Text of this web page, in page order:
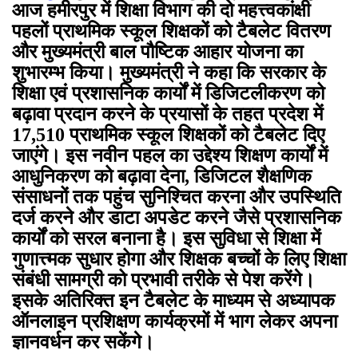
आज हमीरपुर में शिक्षा विभाग की दो महत्त्वकांक्षी
पहलों प्राथमिक स्कूल शिक्षकों को टैबलेट वितरण
और मुख्यमंत्री बाल पौष्टिक आहार योजना का
शुभारम्भ किया। मुख्यमंत्री ने कहा कि सरकार के
शिक्षा एवं प्रशासनिक कार्यों में डिजिटलीकरण को
बढ़ावा प्रदान करने के प्रयासों के तहत प्रदेश में
17,510 प्राथमिक स्कूल शिक्षकों को टैबलेट दिए
जाएंगे। इस नवीन पहल का उद्देश्य शिक्षण कार्यों में
आधुनिकरण को बढ़ावा देना, डिजिटल शैक्षणिक
संसाधनों तक पहुंच सुनिश्चित करना और उपस्थिति
दर्ज करने और डाटा अपडेट करने जैसे प्रशासनिक
कार्यों को सरल बनाना है। इस सुविधा से शिक्षा में
गुणात्त्मक सुधार होगा और शिक्षक बच्चों के लिए शिक्षा
संबंधी सामग्री को प्रभावी तरीके से पेश करेंगे।
इसके अतिरिक्त इन टैबलेट के माध्यम से अध्यापक
ऑनलाइन प्रशिक्षण कार्यक्रमों में भाग लेकर अपना
ज्ञानवर्धन कर सकेंगे।